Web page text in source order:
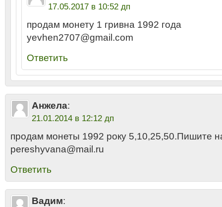
17.05.2017 в 10:52 дп
продам монету 1 гривна 1992 года
yevhen2707@gmail.com
Ответить
Анжела:
21.01.2014 в 12:12 дп
продам монеты 1992 року 5,10,25,50.Пишите
pereshyvana@mail.ru
Ответить
Вадим: